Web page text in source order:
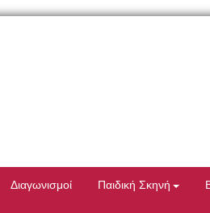
Διαγωνισμοί Παιδική Σκηνή